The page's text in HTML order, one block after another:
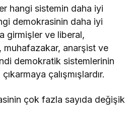
hangi sistemin daha iyi
demokrasinin daha iyi
girmişler ve liberal,
anarşist ve
demokratik sistemlerinin
çalışmışlardır.
çok fazla sayıda değişik